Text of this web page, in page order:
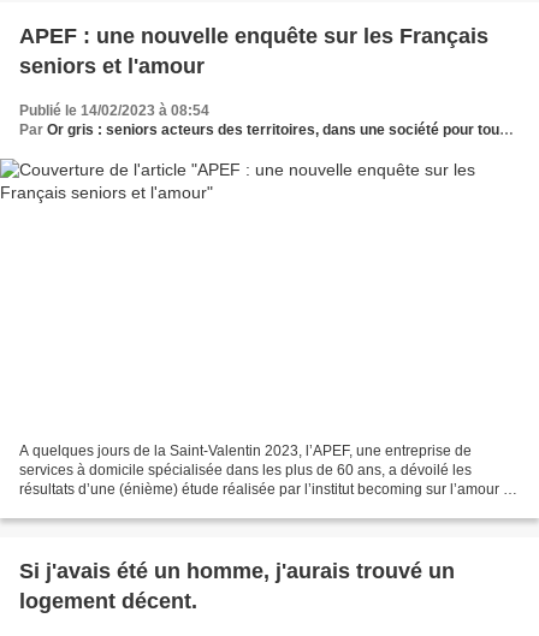
APEF : une nouvelle enquête sur les Français
seniors et l'amour
Publié le 14/02/2023 à 08:54
Par Or gris : seniors acteurs des territoires, dans une société pour tous les âges
A quelques jours de la Saint-Valentin 2023, l’APEF, une entreprise de
services à domicile spécialisée dans les plus de 60 ans, a dévoilé les
résultats d’une (énième) étude réalisée par l’institut becoming sur l’amour à
Si j'avais été un homme, j'aurais trouvé un
logement décent.